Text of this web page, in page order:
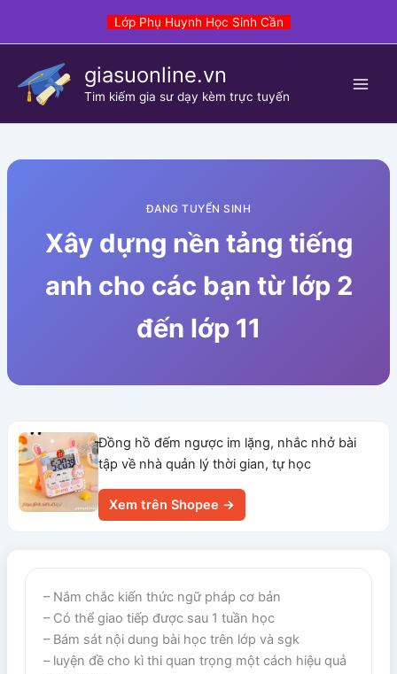
Lớp Phụ Huynh Học Sinh Cần
giasuonline.vn
Tim kiếm gia sư dạy kèm trực tuyến
ĐANG TUYỂN SINH
Xây dựng nền tảng tiếng
anh cho các bạn từ lớp 2
đến lớp 11
Đồng hồ đếm ngược im lặng, nhắc nhở bài
tập về nhà quản lý thời gian, tự học
Xem trên Shopee →
– Nắm chắc kiến thức ngữ pháp cơ bản
– Có thể giao tiếp được sau 1 tuần học
– Bám sát nội dung bài học trên lớp và sgk
– luyện đề cho kì thi quan trọng một cách hiệu quả